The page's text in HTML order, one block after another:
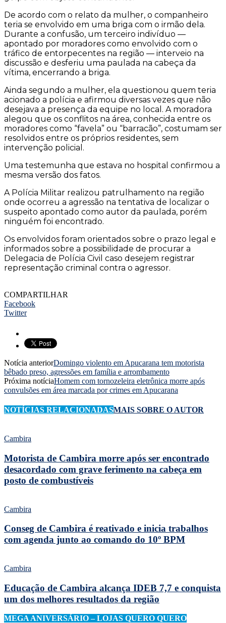
De acordo com o relato da mulher, o companheiro
teria se envolvido em uma briga com o irmão dela.
Durante a confusão, um terceiro indivíduo —
apontado por moradores como envolvido com o
tráfico de entorpecentes na região — interveio na
discussão e desferiu uma paulada na cabeça da
vítima, encerrando a briga.
Ainda segundo a mulher, ela questionou quem teria
acionado a polícia e afirmou diversas vezes que não
desejava a presença da equipe no local. A moradora
alegou que os conflitos na área, conhecida entre os
moradores como “favela” ou “barracão”, costumam ser
resolvidos entre os próprios residentes, sem
intervenção policial.
Uma testemunha que estava no hospital confirmou a
mesma versão dos fatos.
A Polícia Militar realizou patrulhamento na região
onde ocorreu a agressão na tentativa de localizar o
suspeito apontado como autor da paulada, porém
ninguém foi encontrado.
Os envolvidos foram orientados sobre o prazo legal e
informados sobre a possibilidade de procurar a
Delegacia de Polícia Civil caso desejem registrar
representação criminal contra o agressor.
COMPARTILHAR
Facebook
Twitter
Notícia anteriorDomingo violento em Apucarana tem motorista
bêbado preso, agressões em família e arrombamento
Próxima notíciaHomem com tornozeleira eletrônica morre após
convulsões em área marcada por crimes em Apucarana
NOTÍCIAS RELACIONADASMAIS SOBRE O AUTOR
Cambira
Motorista de Cambira morre após ser encontrado
desacordado com grave ferimento na cabeça em
posto de combustíveis
Cambira
Conseg de Cambira é reativado e inicia trabalhos
com agenda junto ao comando do 10º BPM
Cambira
Educação de Cambira alcança IDEB 7,7 e conquista
um dos melhores resultados da região
MEGA ANIVERSÁRIO – LOJAS QUERO QUERO